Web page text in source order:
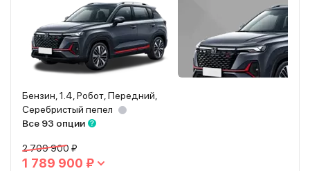
Бензин, 1.4, Робот, Передний,
Серебристый пепел
Все 93 опции
2 709 900 ₽
1 789 900 ₽